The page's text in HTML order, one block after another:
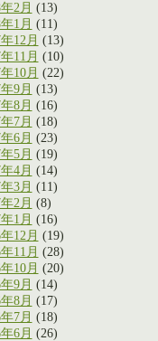
2月 (13)
1月 (11)
12月 (13)
11月 (10)
10月 (22)
9月 (13)
8月 (16)
7月 (18)
6月 (23)
5月 (19)
4月 (14)
3月 (11)
2月 (8)
1月 (16)
12月 (19)
11月 (28)
10月 (20)
9月 (14)
8月 (17)
7月 (18)
6月 (26)